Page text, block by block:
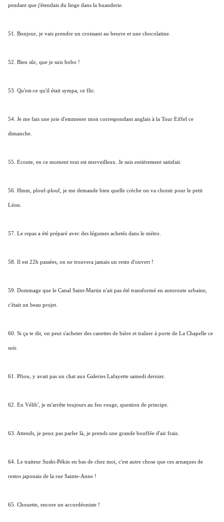
pendant que j'étendais du linge dans la buanderie.
51. Bonjour, je vais prendre un croissant au beurre et une chocolatine.
52. Bien sûr, que je suis bobo !
53. Qu'est-ce qu'il était sympa, ce flic.
54. Je me fais une joie d'emmener mon correspondant anglais à la Tour Eiffel ce
dimanche.
55. Ecoute, en ce moment tout est merveilleux. Je suis entièrement satisfait.
56. Hmm, plouf-plouf, je me demande bien quelle crèche on va choisir pour le petit
Léon.
57. Le repas a été préparé avec des légumes achetés dans le métro.
58. Il est 22h passées, on ne trouvera jamais un resto d'ouvert !
59. Dommage que le Canal Saint-Martin n'ait pas été transformé en autoroute urbaine,
c'était un beau projet.
60. Si ça te dit, on peut s'acheter des canettes de bière et traîner à porte de La Chapelle ce
soir.
61. Pfiou, y avait pas un chat aux Galeries Lafayette samedi dernier.
62. En Vélib', je m'arrête toujours au feu rouge, question de principe.
63. Attends, je peux pas parler là, je prends une grande bouffée d'air frais.
64. Le traiteur Sushi-Pékin en bas de chez moi, c'est autre chose que ces arnaques de
restos japonais de la rue Sainte-Anne !
65. Chouette, encore un accordéoniste !